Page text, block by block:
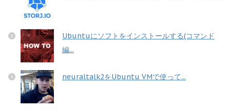
Ubuntuにソフトをインストールする(コマンド
編...
neuraltalk2をUbuntu VMで使って...